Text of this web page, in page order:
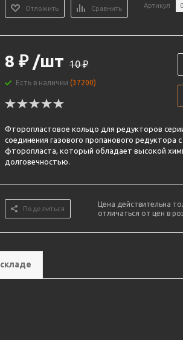
Отложить Сравнить Артикул
8 ₽ /шт 10₽
Есть в наличии(37200)
Фторопластовое кольцо для редукторов
соединения газового пропанового редуктора
фторопласта, который обладает высокой
долговечностью.
Поделиться
Цена действительна
отличаться от цен в